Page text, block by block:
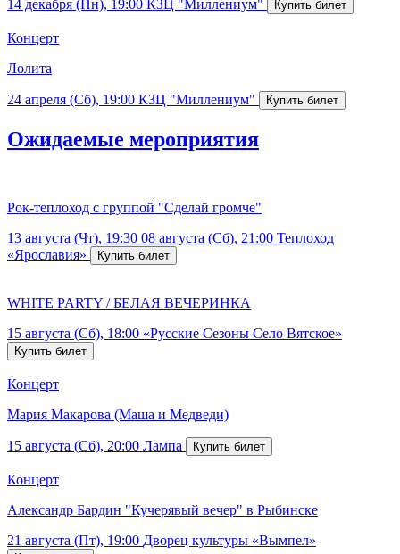
14 декабря (Пн), 19:00 КЗЦ "Миллениум"
Концерт
Лолита
24 апреля (Сб), 19:00 КЗЦ "Миллениум"
Ожидаемые мероприятия
Рок-теплоход с группой "Сделай громче"
13 августа (Чт), 19:30 08 августа (Сб), 21:00 Теплоход
«Ярославия»
WHITE PARTY / БЕЛАЯ ВЕЧЕРИНКА
15 августа (Сб), 18:00 «Русские Сезоны Село Вятское»
Концерт
Мария Макарова (Маша и Медведи)
15 августа (Сб), 20:00 Лампа
Концерт
Александр Бардин "Кучерявый вечер" в Рыбинске
21 августа (Пт), 19:00 Дворец культуры «Вымпел»